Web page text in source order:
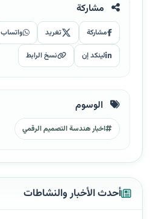
مشاركة
مشاركة تغريد واتساب
لينكد إن نسخ الرابط
الوسوم
اخبار هندسة التصميم الرقمي
أحدث الأخبار والنشاطات